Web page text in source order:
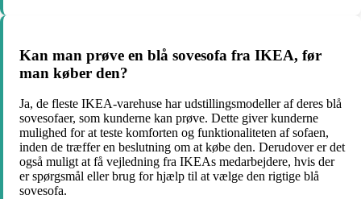
Kan man prøve en blå sovesofa fra IKEA, før
man køber den?
Ja, de fleste IKEA-varehuse har udstillingsmodeller af deres blå
sovesofaer, som kunderne kan prøve. Dette giver kunderne
mulighed for at teste komforten og funktionaliteten af sofaen,
inden de træffer en beslutning om at købe den. Derudover er det
også muligt at få vejledning fra IKEAs medarbejdere, hvis der
er spørgsmål eller brug for hjælp til at vælge den rigtige blå
sovesofa.